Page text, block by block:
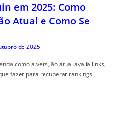
em 2025: Como
Atual e Como Se
de 2025
como a vers, ão atual avalia links,
fazer para recuperar rankings.